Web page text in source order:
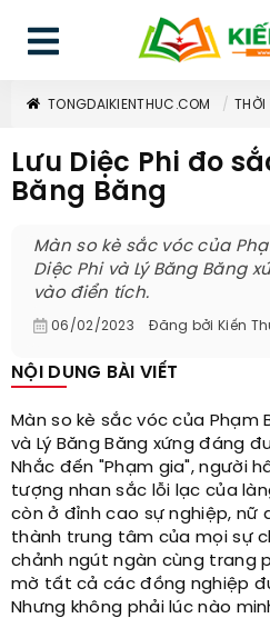
TONGDAIKIENTHUC.COM THỜI
Lưu Diệc Phi đo
Băng Băng
Màn so kè sắc vóc của
Diệc Phi và Lý Băng Băng
vào điển tích.
06/02/2023 Đăng bởi Kiến
NỘI DUNG BÀI VIẾT
Màn so kè sắc vóc của Phạm
và Lý Băng Băng xứng đáng
Nhắc đến "Phạm gia", người
tượng nhan sắc lỗi lạc của
còn ở đỉnh cao sự nghiệp, nữ
thành trung tâm của mọi sự
chảnh ngút ngàn cùng trang
mờ tất cả các đồng nghiệp
Nhưng không phải lúc nào